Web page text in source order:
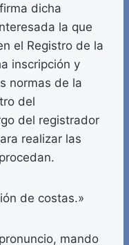
dicha
la que
el Registro de la
inscripción y
normas de la
del
del registrador
realizar las
de costas.»
mando